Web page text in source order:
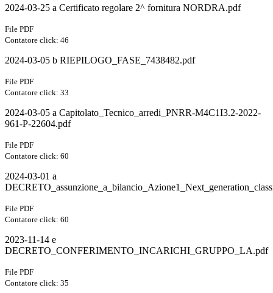
2024-03-25 a Certificato regolare 2^ fornitura NORDRA.pdf
File PDF
Contatore click: 46
2024-03-05 b RIEPILOGO_FASE_7438482.pdf
File PDF
Contatore click: 33
2024-03-05 a Capitolato_Tecnico_arredi_PNRR-M4C1I3.2-2022-
961-P-22604.pdf
File PDF
Contatore click: 60
2024-03-01 a
File PDF
Contatore click: 60
2023-11-14 e
DECRETO_CONFERIMENTO_INCARICHI_GRUPPO_LA.pdf
File PDF
Contatore click: 35